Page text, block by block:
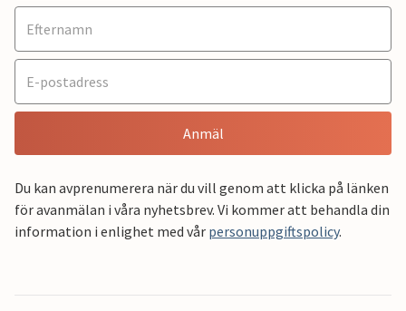
Anmäl
Du kan avprenumerera när du vill genom att klicka på länken
för avanmälan i våra nyhetsbrev. Vi kommer att behandla din
information i enlighet med vår personuppgiftspolicy.